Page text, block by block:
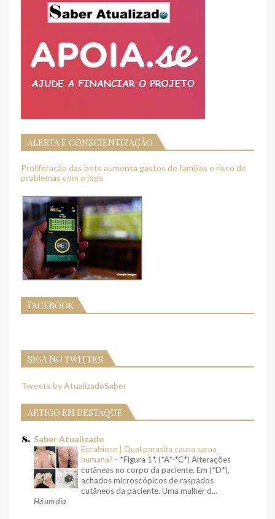
ALERTA E CONSCIENTIZAÇÃO
Proliferação das bets aumenta gastos de famílias e risco de
problemas com o jogo
FACEBOOK
SIGA NO TWITTER
Tweets by AtualizadoSaber
ARTIGO EM DESTAQUE
Saber Atualizado
Escabiose | Qual parasita causa sarna
humana? - *Figura 1*. (*A*-*C*) Alterações
cutâneas no corpo da paciente. Em (*D*),
achados microscópicos de raspados
cutâneos da paciente. Uma mulher d...
Há um dia